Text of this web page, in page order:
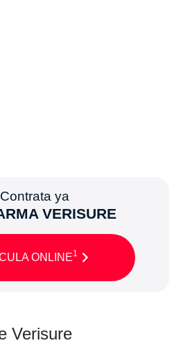
Contrata ya
VERISURE
ONLINE1
Verisure